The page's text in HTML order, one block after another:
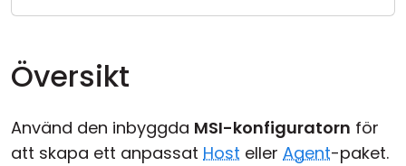
Översikt
Använd den inbyggda MSI-konfiguratorn för
att skapa ett anpassat Host eller Agent-paket.